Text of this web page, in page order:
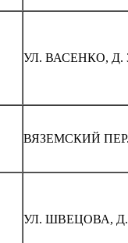
УЛ. ВАСЕНКО, Д.
ВЯЗЕМСКИЙ
УЛ. ШВЕЦОВА, Д.